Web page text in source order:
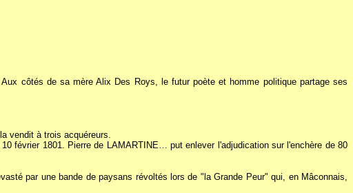
côtés de sa mère Alix Des Roys, le futur poète et homme politique partage ses
vendit à trois acquéreurs.
février 1801. Pierre de LAMARTINE… put enlever l'adjudication sur l'enchère de 80
par une bande de paysans révoltés lors de "la Grande Peur" qui, en Mâconnais,